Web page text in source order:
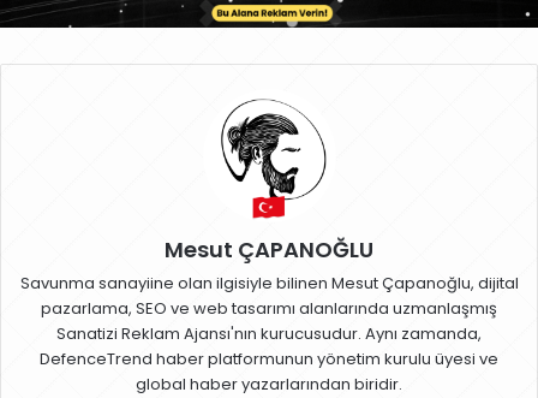
Mesut ÇAPANOĞLU
Savunma sanayiine olan ilgisiyle bilinen Mesut Çapanoğlu, dijital
pazarlama, SEO ve web tasarımı alanlarında uzmanlaşmış
Sanatizi Reklam Ajansı'nın kurucusudur. Aynı zamanda,
DefenceTrend haber platformunun yönetim kurulu üyesi ve
global haber yazarlarından biridir.